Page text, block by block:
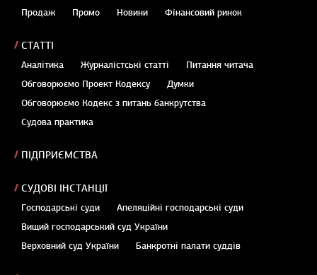
Продаж
Промо Новини Фінансовий ринок
СТАТТІ
Аналітика Журналістські статті
Питання читача
Обговорюємо Проект Кодексу
Думки
Обговорюємо Кодекс з питань банкрутства
Судова практика
ПІДПРИЄМСТВА
СУДОВІ ІНСТАНЦІЇ
Господарські суди
Апеляційні господарські суди
Вищий господарський суд України
Верховний суд України
Банкротні палати суддів